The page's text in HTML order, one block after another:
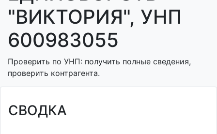
"ВИКТОРИЯ", УНП
600983055
Проверить по УНП: получить полные сведения,
проверить контрагента.
СВОДКА